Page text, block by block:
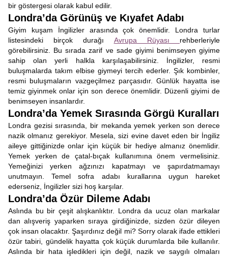
bir göstergesi olarak kabul edilir.
Londra’da Görünüş ve Kıyafet Adabı
Giyim kuşam İngilizler arasında çok önemlidir. Londra turlar
listesindeki birçok durağı Avrupa Rüyası rehberleriyle
görebilirsiniz. Bu sırada zarif ve sade giyimi benimseyen giyime
sahip olan yerli halkla karşılaşabilirsiniz. İngilizler, resmi
buluşmalarda takım elbise giymeyi tercih ederler. Şık kombinler,
resmi buluşmaların vazgeçilmez parçasıdır. Günlük hayatta ise
temiz giyinmek onlar için son derece önemlidir. Düzenli giyimi de
benimseyen insanlardır.
Londra’da Yemek Sırasında Görgü Kuralları
Londra gezisi sırasında, bir mekanda yemek yerken son derece
nazik olmanız gerekiyor. Mesela, sizi evine davet eden bir İngiliz
aileye gittiğinizde onlar için küçük bir hediye almanız önemlidir.
Yemek yerken de çatal-bıçak kullanımına önem vermelisiniz.
Yemeğinizi yerken ağzınızı kapatmayı ve şapırdatmamayı
unutmayın. Temel sofra adabı kurallarına uygun hareket
ederseniz, İngilizler sizi hoş karşılar.
Londra’da Özür Dileme Adabı
Aslında bu bir çeşit alışkanlıktır. Londra da ucuz olan markalar
dan alışveriş yaparken sıraya girdiğinizde, sizden özür dileyen
çok insan olacaktır. Şaşırdınız değil mi? Sorry olarak ifade ettikleri
özür tabiri, gündelik hayatta çok küçük durumlarda bile kullanılır.
Aslında bir hata işledikleri için değil, nazik ve saygılı olmaları